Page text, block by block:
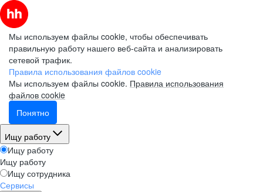
Мы используем файлы cookie, чтобы обеспечивать
правильную работу нашего веб-сайта и анализировать
сетевой трафик.
Правила использования файлов cookie
Мы используем файлы cookie. Правила использования
файлов cookie
Понятно
Ищу работу
Ищу работу
Ищу работу
Ищу сотрудника
Сервисы